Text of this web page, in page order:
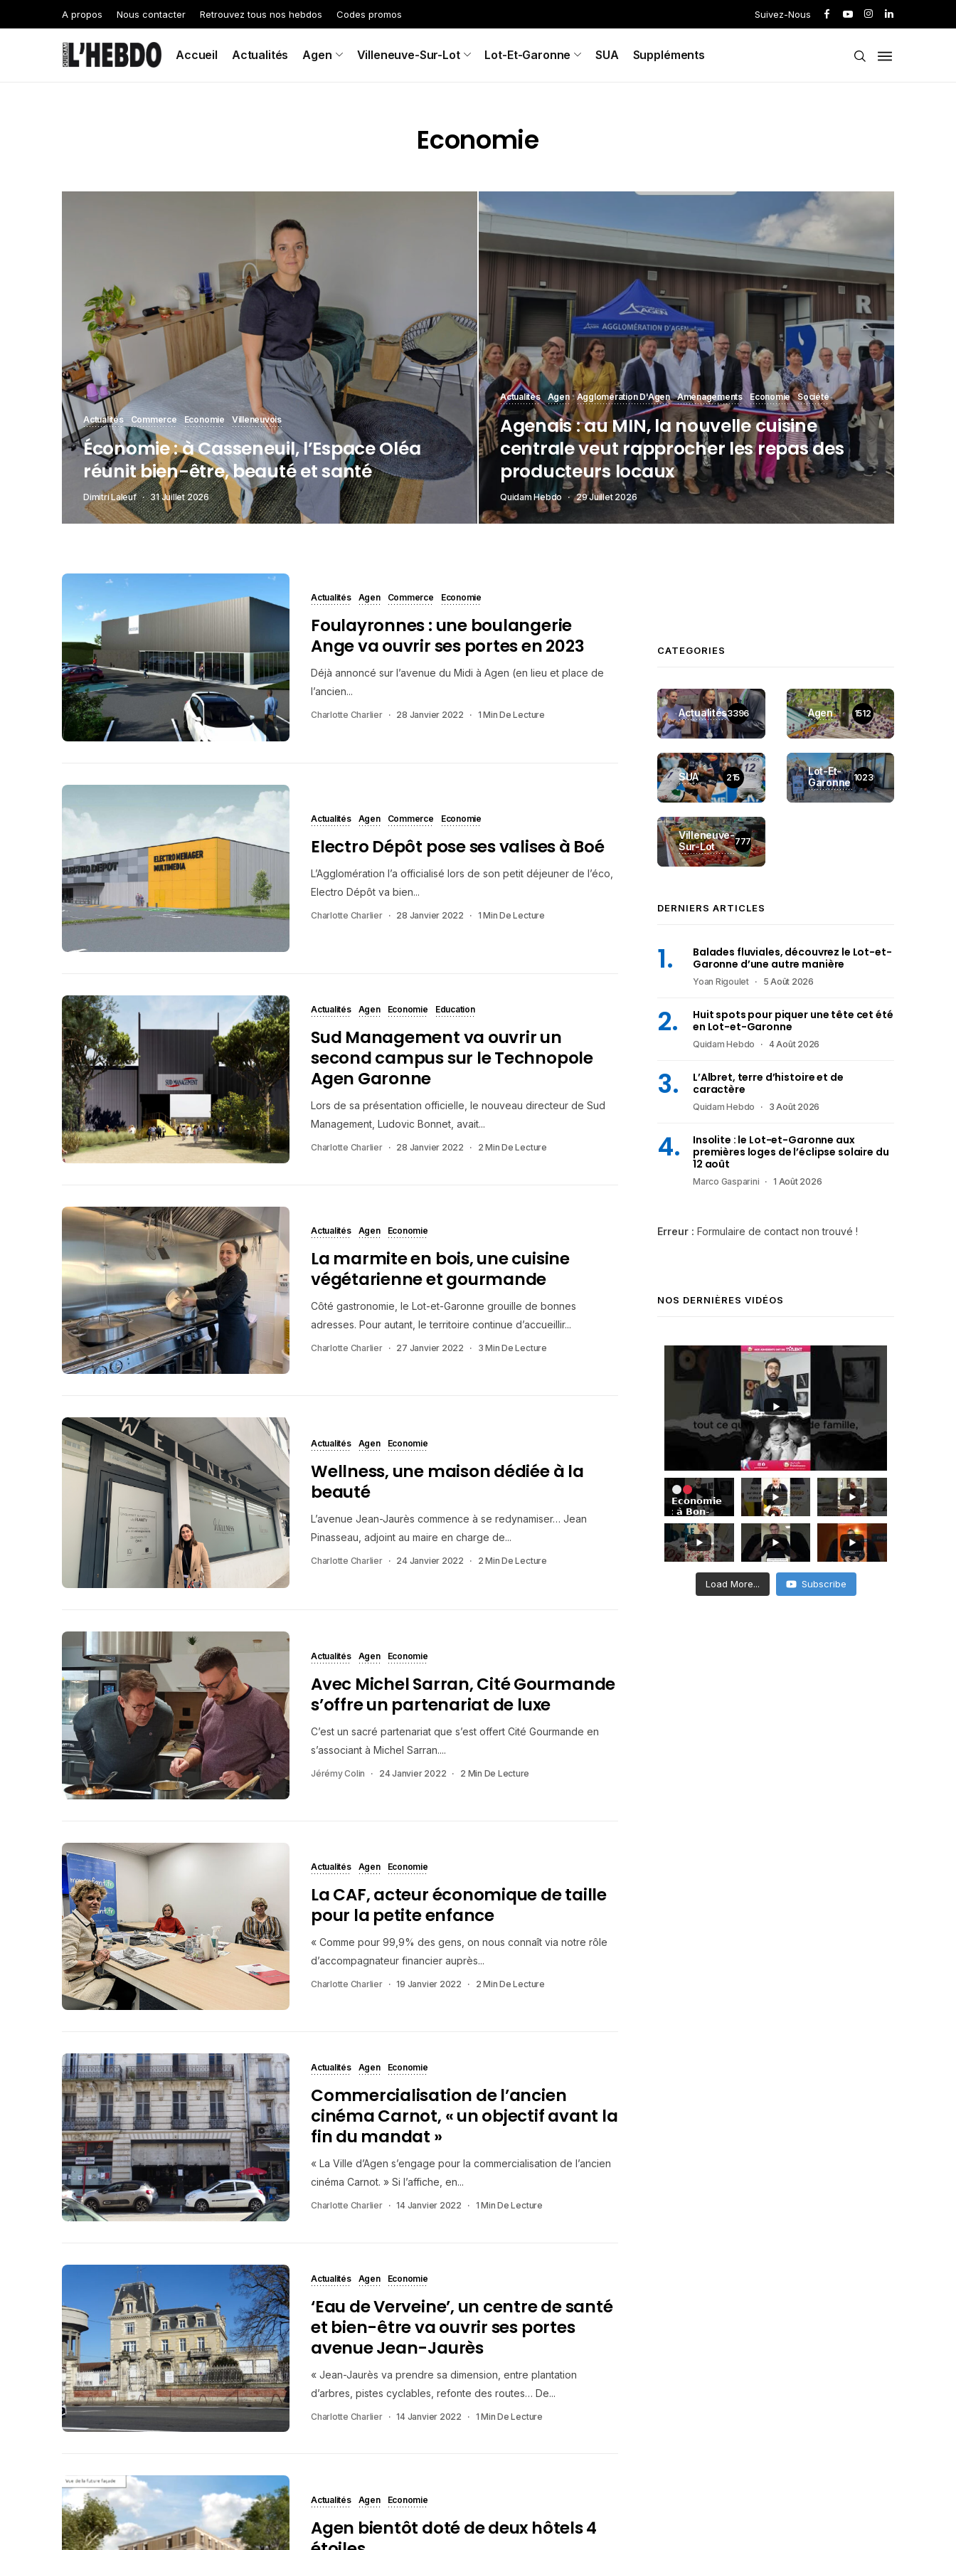
A propos Nous contacter Retrouvez tous nos hebdos Codes promos Suivez-Nous
Accueil Actualités Agen Villeneuve-Sur-Lot Lot-Et-Garonne SUA Suppléments
Economie
Actualités Commerce Economie Villeneuvois
Économie : à Casseneuil, l’Espace Oléa
réunit bien-être, beauté et santé
Dimitri Laleuf 31 Juillet 2026
Actualités Agen Agglomération D'Agen Aménagements Economie Société
Agenais : au MIN, la nouvelle cuisine
centrale veut rapprocher les repas des
producteurs locaux
Quidam Hebdo 29 Juillet 2026
Actualités Agen Commerce Economie
Foulayronnes : une boulangerie
Ange va ouvrir ses portes en 2023
Déjà annoncé sur l’avenue du Midi à Agen (en lieu et place de
l’ancien...
Charlotte Charlier 28 Janvier 2022 1 Min De Lecture
Actualités Agen Commerce Economie
Electro Dépôt pose ses valises à Boé
L’Agglomération l’a officialisé lors de son petit déjeuner de l’éco,
Electro Dépôt va bien...
Charlotte Charlier 28 Janvier 2022 1 Min De Lecture
Actualités Agen Economie Education
Sud Management va ouvrir un
second campus sur le Technopole
Agen Garonne
Lors de sa présentation officielle, le nouveau directeur de Sud
Management, Ludovic Bonnet, avait...
Charlotte Charlier 28 Janvier 2022 2 Min De Lecture
Actualités Agen Economie
La marmite en bois, une cuisine
végétarienne et gourmande
Côté gastronomie, le Lot-et-Garonne grouille de bonnes
adresses. Pour autant, le territoire continue d’accueillir...
Charlotte Charlier 27 Janvier 2022 3 Min De Lecture
Actualités Agen Economie
Wellness, une maison dédiée à la
beauté
L’avenue Jean-Jaurès commence à se redynamiser… Jean
Pinasseau, adjoint au maire en charge de...
Charlotte Charlier 24 Janvier 2022 2 Min De Lecture
Actualités Agen Economie
Avec Michel Sarran, Cité Gourmande
s’offre un partenariat de luxe
C’est un sacré partenariat que s’est offert Cité Gourmande en
s’associant à Michel Sarran....
Jérémy Colin 24 Janvier 2022 2 Min De Lecture
Actualités Agen Economie
La CAF, acteur économique de taille
pour la petite enfance
« Comme pour 99,9% des gens, on nous connaît via notre rôle
d’accompagnateur financier auprès...
Charlotte Charlier 19 Janvier 2022 2 Min De Lecture
Actualités Agen Economie
Commercialisation de l’ancien
cinéma Carnot, « un objectif avant la
fin du mandat »
« La Ville d’Agen s’engage pour la commercialisation de l’ancien
cinéma Carnot. » Si l’affiche, en...
Charlotte Charlier 14 Janvier 2022 1 Min De Lecture
Actualités Agen Economie
‘Eau de Verveine’, un centre de santé
et bien-être va ouvrir ses portes
avenue Jean-Jaurès
« Jean-Jaurès va prendre sa dimension, entre plantation
d’arbres, pistes cyclables, refonte des routes… De...
Charlotte Charlier 14 Janvier 2022 1 Min De Lecture
Actualités Agen Economie
Agen bientôt doté de deux hôtels 4
CATEGORIES
Actualités3396 Agen 1512
SUA 215
Lot-Et-
Garonne 1023
Villeneuve-
Sur-Lot
777
DERNIERS ARTICLES
Balades fluviales, découvrez le Lot-et-
Garonne d’une autre manière
Yoan Rigoulet 5 Août 2026
Huit spots pour piquer une tête cet été
en Lot-et-Garonne
Quidam Hebdo 4 Août 2026
L’Albret, terre d’histoire et de
caractère
Quidam Hebdo 3 Août 2026
Insolite : le Lot-et-Garonne aux
premières loges de l’éclipse solaire du
12 août
Marco Gasparini 1 Août 2026
Erreur : Formulaire de contact non trouvé !
NOS DERNIÈRES VIDÉOS
𝗘𝗰𝗼𝗻𝗼𝗺𝗶𝗲
: 𝗮̀ 𝗕𝗼𝗻-
𝗘𝗻𝗰𝗼𝗻𝘁𝗿𝗲,
𝗦𝗶𝗺𝗼𝗻
𝗔𝗯𝗶𝗸𝗲𝗿
𝗺𝗲𝘁
𝗹’𝗲𝘅𝗶𝗴𝗲𝗻𝗰𝗲
𝗱𝗲 𝗹𝗮
𝗽𝗵𝗼𝘁𝗼 𝗮𝘂
𝘀𝗲𝗿𝘃𝗶𝗰𝗲
Load More... Subscribe